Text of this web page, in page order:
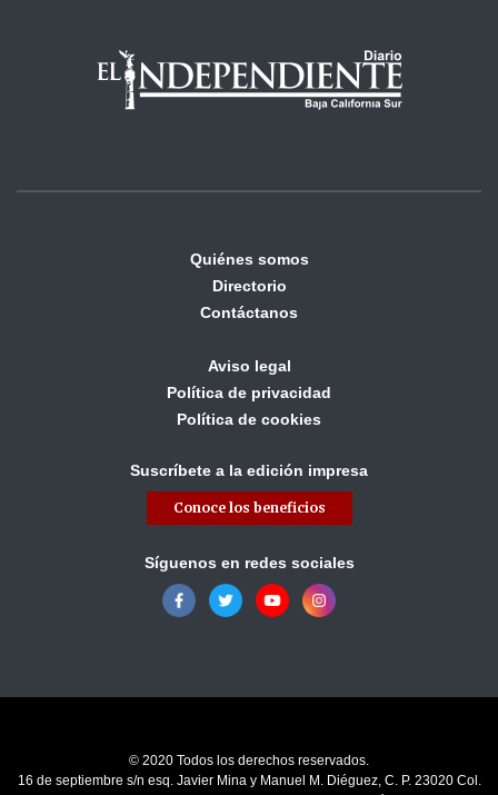
Quiénes somos
Directorio
Contáctanos
Aviso legal
Política de privacidad
Política de cookies
Suscríbete a la edición impresa
Conoce los beneficios
Síguenos en redes sociales
© 2020 Todos los derechos reservados.
16 de septiembre s/n esq. Javier Mina y Manuel M. Diéguez, C. P. 23020 Col.